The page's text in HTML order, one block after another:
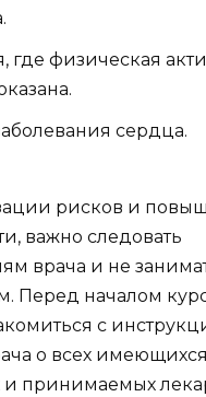
где физическая
сердца.
рисков и
важно следовать
врача и не
Перед началом
с
о всех имеющихся
и принимаемых